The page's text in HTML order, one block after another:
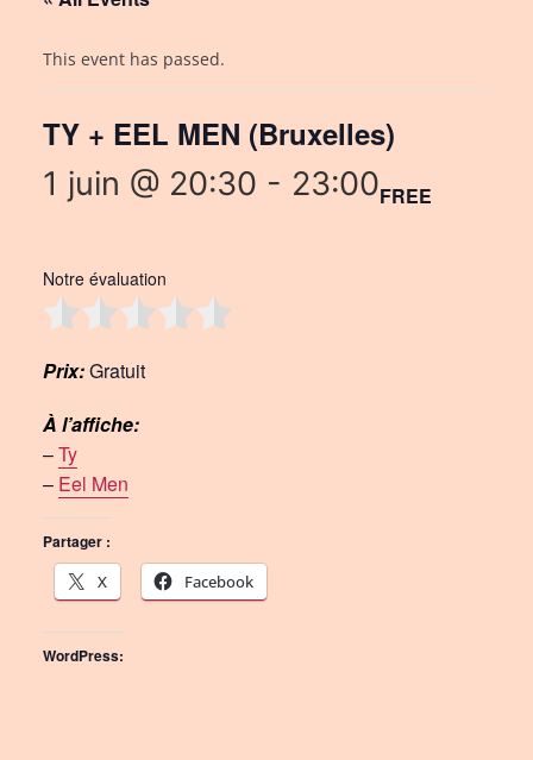
This event has passed.
TY + EEL MEN (Bruxelles)
1 juin @ 20:30 - 23:00FREE
Notre évaluation
Prix:Gratuit
À l’affiche:
–Ty
– Eel Men
Partager :
X
Facebook
WordPress: